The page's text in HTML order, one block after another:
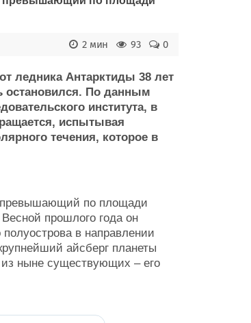
0
93
2 мин
ледника Антарктиды 38 лет
остановился. По данным
института, в
испытывая
течения, которое в
превышающий по площади
прошлого года он
в направлении
айсберг планеты
ныне существующих – его